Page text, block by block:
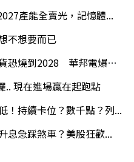
產能全賣光，記憶體...
不想要而已
燒到2028 華邦電爆量...
.. 現在進場贏在起跑點
！持續卡位？數千點？列...
息急踩煞車？美股狂歡...